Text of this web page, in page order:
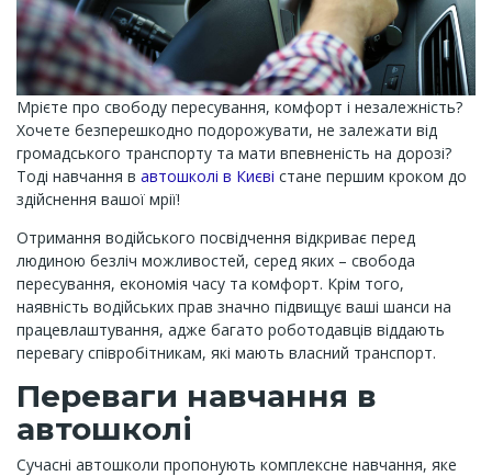
Мрієте про свободу пересування, комфорт і незалежність?
Хочете безперешкодно подорожувати, не залежати від
громадського транспорту та мати впевненість на дорозі?
Тоді навчання в автошколі в Києві стане першим кроком до
здійснення вашої мрії!
Отримання водійського посвідчення відкриває перед
людиною безліч можливостей, серед яких – свобода
пересування, економія часу та комфорт. Крім того,
наявність водійських прав значно підвищує ваші шанси на
працевлаштування, адже багато роботодавців віддають
перевагу співробітникам, які мають власний транспорт.
Переваги навчання в
автошколі
Сучасні автошколи пропонують комплексне навчання, яке